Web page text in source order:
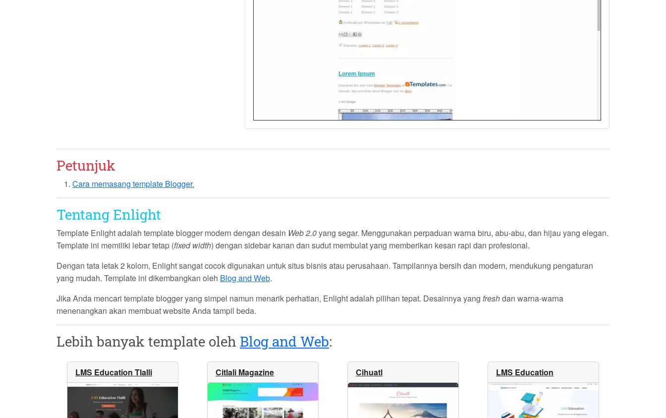
Petunjuk
Cara memasang template Blogger.
Tentang Enlight
Template Enlightadalah template blogger modern dengan desain Web 2.0yang segar. Menggunakan perpaduan warnabiru, abu-abu, dan hijau yang elegan.
Template ini memiliki lebar tetap (fixed width) dengan sidebar kanan dan sudut membulat yang memberikan kesan rapi dan profesional.
Dengan tata letak 2 kolom, Enlight sangat cocok digunakan untuksitus bisnisatau perusahaan. Tampilannya bersih dan modern, mendukung pengaturan
yang mudah. Template ini dikembangkan oleh Blog and Web.
Jika Anda mencari template blogger yang simpel namun menarik perhatian, Enlight adalah pilihan tepat. Desainnya yang freshdan warna-warna
menenangkan akan membuat website Anda tampil beda.
Lebih banyak template oleh Blog and Web:
LMS Education Tlalli Citlali Magazine Cihuatl LMS Education